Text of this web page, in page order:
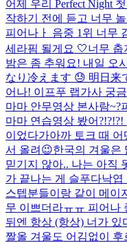
어제 우리 Perfect Night
작하기 전에 듣고 너무
피어나ㅏ 음중 1위 너무
세라핌 될게요 🤍너무 춥
밤은 좀 추워요! 내일 오
なり冷えます 😓 明日来
어나! 이프푸 랩가사 궁
마마 안무영상 본사람~?
마마 연습영상 봤어?!?!?!
이었다가아까 토크 때
서 올려😉한국의 겨울은
믿기지 않아.. 나는 아직
가 끝나는 게 슬푸다낙엽
스텝분들이랑 같이 메이
무 이쁘더라ㅠㅠ 피어나
뒤엔 항상 (항상) 너가
짤올 겨울도 어김없이 후